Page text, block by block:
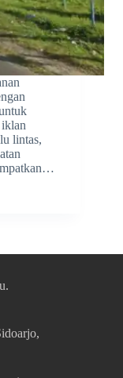
lintas,